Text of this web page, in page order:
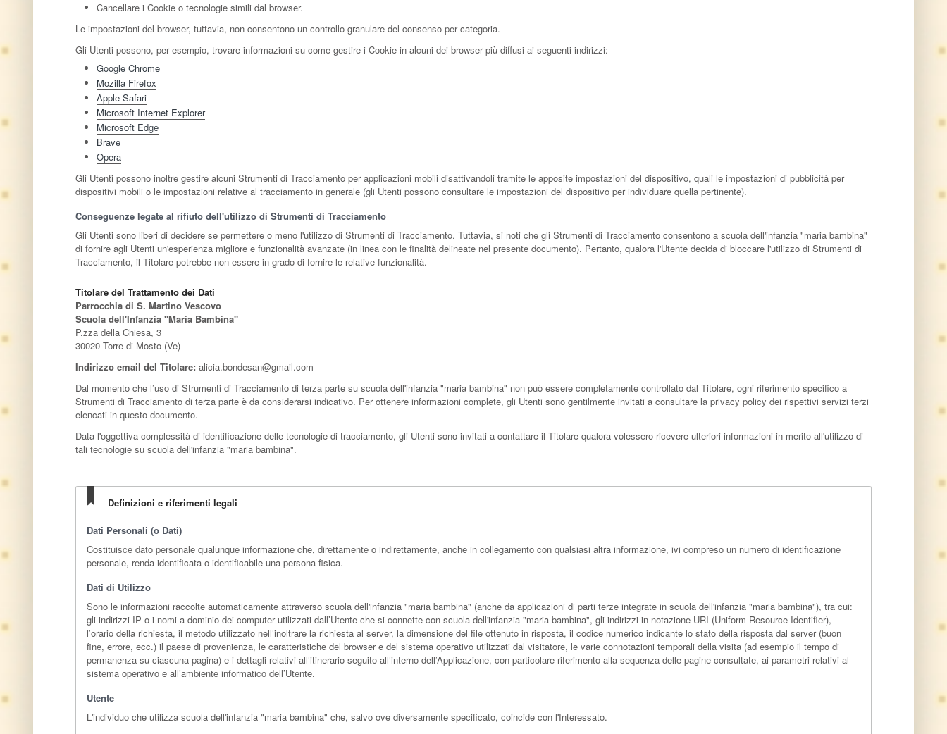
Cancellare i Cookie o tecnologie simili dal browser.
Le impostazioni del browser, tuttavia, non consentono un controllo granulare del consenso per categoria.
Gli Utenti possono, per esempio, trovare informazioni su come gestire i Cookie in alcuni dei browser più diffusi ai seguenti indirizzi:
Google Chrome
Mozilla Firefox
Apple Safari
Microsoft Internet Explorer
Microsoft Edge
Brave
Opera
Gli Utenti possono inoltre gestire alcuni Strumenti di Tracciamento per applicazioni mobili disattivandoli tramite le apposite impostazioni del dispositivo, quali le impostazioni di pubblicità per
dispositivi mobili o le impostazioni relative al tracciamento in generale (gli Utenti possono consultare le impostazioni del dispositivo per individuare quella pertinente).
Conseguenze legate al rifiuto dell'utilizzo di Strumenti di Tracciamento
Gli Utenti sono liberi di decidere se permettere o meno l'utilizzo di Strumenti di Tracciamento. Tuttavia, si noti che gli Strumenti di Tracciamento consentono a scuola dell'infanzia "maria bambina"
di fornire agli Utenti un'esperienza migliore e funzionalità avanzate (in linea con le finalità delineate nel presente documento). Pertanto, qualora l'Utente decida di bloccare l'utilizzo di Strumenti di
Tracciamento, il Titolare potrebbe non essere in grado di fornire le relative funzionalità.
Titolare del Trattamento dei Dati
Parrocchia di S. Martino Vescovo
Scuola dell'Infanzia "Maria Bambina"
P.zza della Chiesa, 3
30020 Torre di Mosto (Ve)
Indirizzo email del Titolare: alicia.bondesan@gmail.com
Dal momento che l’uso di Strumenti di Tracciamento di terza parte su scuola dell'infanzia "maria bambina" non può essere completamente controllato dal Titolare, ogni riferimento specifico a
Strumenti di Tracciamento di terza parte è da considerarsi indicativo. Per ottenere informazioni complete, gli Utenti sono gentilmente invitati a consultare la privacy policy dei rispettivi servizi terzi
elencati in questo documento.
Data l'oggettiva complessità di identificazione delle tecnologie di tracciamento, gli Utenti sono invitati a contattare il Titolare qualora volessero ricevere ulteriori informazioni in merito all'utilizzo di
tali tecnologie su scuola dell'infanzia "maria bambina".
Definizioni e riferimenti legali
Dati Personali (o Dati)
Costituisce dato personale qualunque informazione che, direttamente o indirettamente, anche in collegamento con qualsiasi altra informazione, ivi compreso un numero di identificazione
personale, renda identificata o identificabile una persona fisica.
Dati di Utilizzo
Sono le informazioni raccolte automaticamente attraverso scuola dell'infanzia "maria bambina" (anche da applicazioni di parti terze integrate in scuola dell'infanzia "maria bambina"), tra cui:
gli indirizzi IP o i nomi a dominio dei computer utilizzati dall’Utente che si connette con scuola dell'infanzia "maria bambina", gli indirizzi in notazione URI (Uniform Resource Identifier),
l’orario della richiesta, il metodo utilizzato nell’inoltrare la richiesta al server, la dimensione del file ottenuto in risposta, il codice numerico indicante lo stato della risposta dal server (buon
fine, errore, ecc.) il paese di provenienza, le caratteristiche del browser e del sistema operativo utilizzati dal visitatore, le varie connotazioni temporali della visita (ad esempio il tempo di
permanenza su ciascuna pagina) e i dettagli relativi all’itinerario seguito all’interno dell’Applicazione, con particolare riferimento alla sequenza delle pagine consultate, ai parametri relativi al
sistema operativo e all’ambiente informatico dell’Utente.
Utente
L'individuo che utilizza scuola dell'infanzia "maria bambina" che, salvo ove diversamente specificato, coincide con l'Interessato.